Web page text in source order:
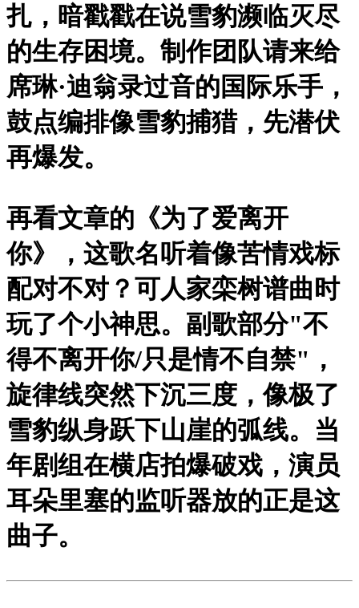
扎，暗戳戳在说雪豹濒临灭尽
的生存困境。制作团队请来给
席琳·迪翁录过音的国际乐手，
鼓点编排像雪豹捕猎，先潜伏
再爆发。
再看文章的《为了爱离开
你》，这歌名听着像苦情戏标
配对不对？可人家栾树谱曲时
玩了个小神思。副歌部分"不
得不离开你/只是情不自禁"，
旋律线突然下沉三度，像极了
雪豹纵身跃下山崖的弧线。当
年剧组在横店拍爆破戏，演员
耳朵里塞的监听器放的正是这
曲子。